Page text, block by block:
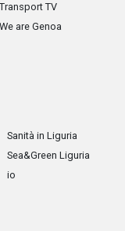
Transport TV
We are Genoa
Sanità in Liguria
Sea&Green Liguria
io